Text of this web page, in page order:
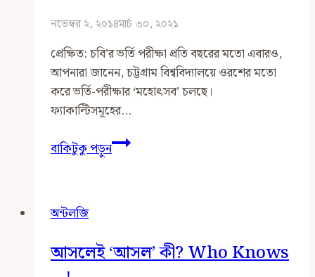
নভেম্বর ২, ২০১৪মার্চ ৩০, ২০২১
প্রেক্ষিত: চবি’র ভর্তি পরীক্ষা প্রতি বছরের মতো এবারও,
আপনারা জানেন, চট্টগ্রাম বিশ্ববিদ্যালয়ে ওরশের মতো
করে ভর্তি-পরীক্ষার ‘মহোৎসব’ চলছে।
ফ্যাকাল্টিসমূহের…
বাকিটুকু পড়ুনআইন
ও
অনুপাত
অন্টলজি
আসলেই ‘আসল’ কী? Who Knows